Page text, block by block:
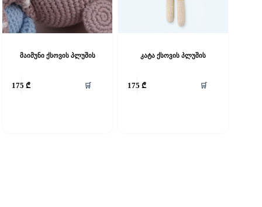
მაიმუნი ქსოვის პლუშის
175₾ 🛒
კატა ქსოვის პლუშის
175₾ 🛒